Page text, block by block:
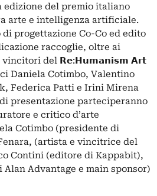
edizione del premio italiano
arte e intelligenza artificiale.
progettazione Co-Co ed edito
raccoglie, oltre ai
del 𝗥𝗲:𝗛𝘂𝗺𝗮𝗻𝗶𝘀𝗺 𝗔𝗿𝘁
Daniela Cotimbo, Valentino
Federica Patti e Irini Mirena
presentazione parteciperanno
e critico d’arte
Cotimbo (presidente di
(artista e vincitrice del
Contini (editore di Kappabit),
Alan Advantage e main sponsor)